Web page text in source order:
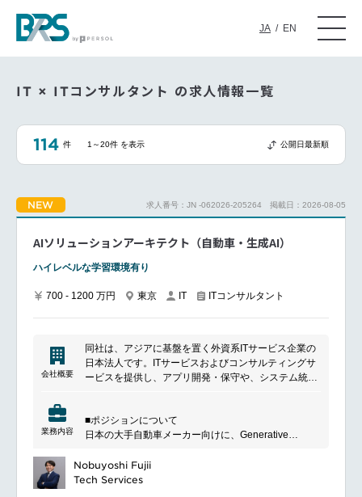
JA / EN
IT × ITコンサルタント の求人情報一覧
114 件 1～20件 を表示 公開日最新順
NEW 求人番号：JN -062026-205264 掲載日：2026-08-05
AIソリューションアーキテクト（自動車・生成AI）
ハイレベルな学習環境有り
700 - 1200 万円 東京 IT ITコンサルタント
会社概要
同社は、アジアに基盤を置く外資系ITサービス企業の
日本法人です。ITサービスおよびコンサルティングサ
ービスを提供し、アプリ開発・保守や、システム統
ットしたユニークなハイブリッド企業で、次世代のグ
ローバルIT組織として日本企業のニーズに応え、俊敏
す。
業務内容
■ポジションについて
日本の大手自動車メーカー向けに、Generative
セスに導入し、企画・設計から運用までを技術面でリ
ードする役割です。
Nobuyoshi Fujii
Tech Services